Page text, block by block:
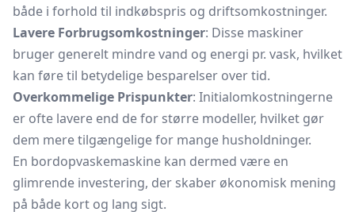
både i forhold til indkøbspris og driftsomkostninger.
Lavere Forbrugsomkostninger: Disse maskiner
bruger generelt mindre vand og energi pr. vask, hvilket
kan føre til betydelige besparelser over tid.
Overkommelige Prispunkter: Initialomkostningerne
er ofte lavere end de for større modeller, hvilket gør
dem mere tilgængelige for mange husholdninger.
En bordopvaskemaskine kan dermed være en
glimrende investering, der skaber økonomisk mening
på både kort og lang sigt.